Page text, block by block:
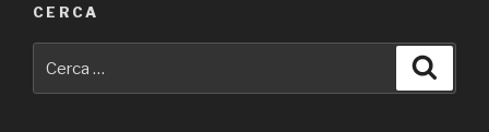
CERCA